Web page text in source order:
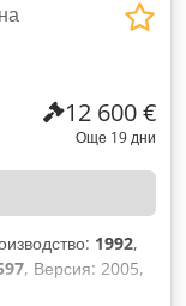
12 600 €
Още 19 дни
1992,
, Версия: 2005,
и поддържане